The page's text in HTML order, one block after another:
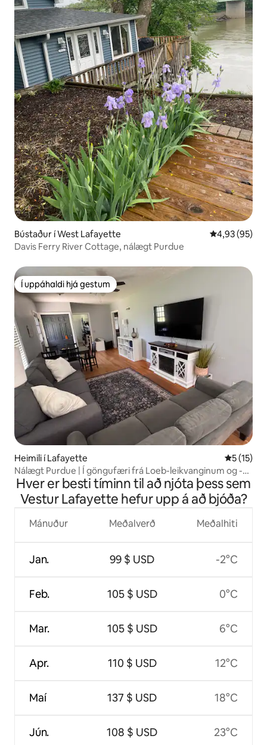
Bústaður í West Lafayette 4,93 af 5 í
4,93 (95)
Davis Ferry River Cottage, nálægt Purdue
Í uppáhaldi hjá gestum
Í uppáhaldi hjá gestum
Heimili í Lafayette 5 af 5 í
5 (15)
Nálægt Purdue | Í göngufæri frá Loeb-leikvanginum og -
garðinum!
Hver er besti tíminn til að njóta þess sem
Vestur Lafayette hefur upp á að bjóða?
Mánuður
Jan.
Feb.
Mar.
Apr.
Maí
Jún.
Meðalverð
99 $ USD
105 $ USD
105 $ USD
110 $ USD
137 $ USD
108 $ USD
Meðalhiti
-2°C
0°C
6°C
12°C
18°C
23°C